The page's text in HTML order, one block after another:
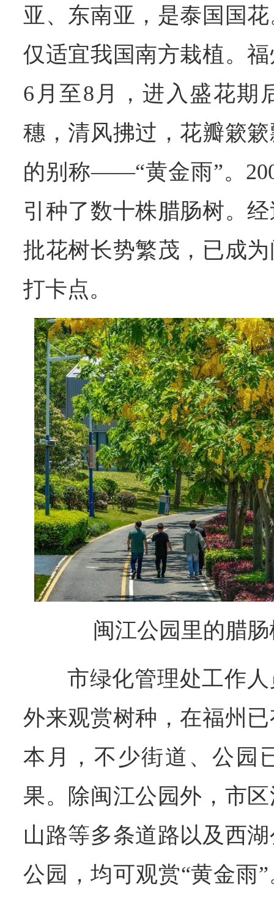
亚、东南亚，是泰国国
仅适宜我国南方栽植。
6月至8月，进入盛花期
穗，清风拂过，花瓣簌
的别称——“黄金雨”。
引种了数十株腊肠树。
批花树长势繁茂，已成
打卡点。
闽江公园里的腊
市绿化管理处工作
外来观赏树种，在福州
本月，不少街道、公园
果。除闽江公园外，市
山路等多条道路以及西
公园，均可观赏“黄金雨